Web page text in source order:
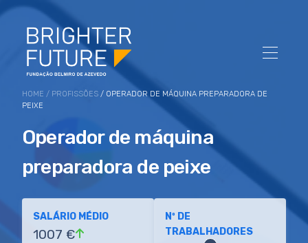
HOME / PROFISSÕES / OPERADOR DE MÁQUINA PREPARADORA DE
PEIXE
Operador de máquina
preparadora de peixe
SALÁRIO MÉDIO
1007 €
Nº DE
TRABALHADORES